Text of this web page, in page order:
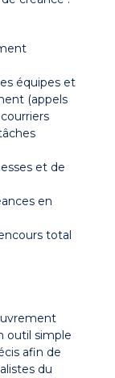
équipes et
(appels
et de
en
total
outil simple
afin de
du